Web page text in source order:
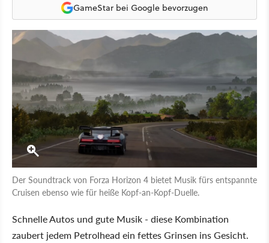
GameStar bei Google bevorzugen
Der Soundtrack von Forza Horizon 4 bietet Musik fürs entspannte
Cruisen ebenso wie für heiße Kopf-an-Kopf-Duelle.
Schnelle Autos und gute Musik - diese Kombination
zaubert jedem Petrolhead ein fettes Grinsen ins Gesicht.